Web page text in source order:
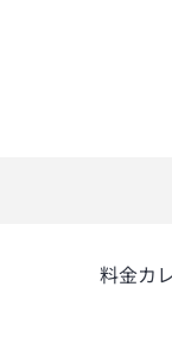
料金カ